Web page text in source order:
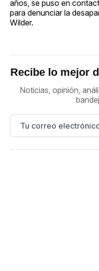
años, se puso en
para denunciar la
Wilder.
Recibe lo mejor
Noticias, opinión,